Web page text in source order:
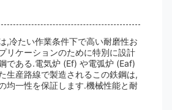
,冷たい作業条件下で高い耐磨性お
リケーションのために特別に設計
である.電気炉 (Ef) や電弧炉 (Eaf)
生産路線で製造されるこの鉄鋼は,
均一性を保証します.機械性能と耐